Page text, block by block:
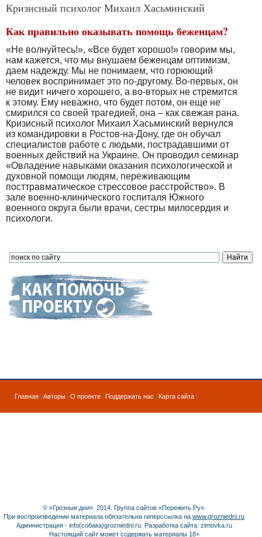
Кризисный психолог Михаил Хасьминский
Как правильно оказывать помощь беженцам?
«Не волнуйтесь!», «Все будет хорошо!» говорим мы,
нам кажется, что мы внушаем беженцам оптимизм,
даем надежду. Мы не понимаем, что горюющий
человек воспринимает это по-другому. Во-первых, он
не видит ничего хорошего, а во-вторых не стремится
к этому. Ему неважно, что будет потом, он еще не
смирился со своей трагедией, она – как свежая рана.
Кризисный психолог Михаил Хасьминский вернулся
из командировки в Ростов-на-Дону, где он обучал
специалистов работе с людьми, пострадавшими от
военных действий на Украине. Он проводил семинар
«Овладение навыками оказания психологической и
духовной помощи людям, переживающим
посттравматическое стрессовое расстройство». В
зале военно-клинического госпиталя Южного
военного округа были врачи, сестры милосердия и
психологи.
Главная Авторы О проекте Поддержать нас Карта сайта
© «Грозные дни». 2014. Группа сайтов «Пережить.Ру».
При воспроизведении материала обязательна гиперссылка на www.grozniedni.ru
Администрация - info(собака)grozniedni.ru. Разработка сайта: zimovka.ru
Настоящий сайт может содержать материалы 18+